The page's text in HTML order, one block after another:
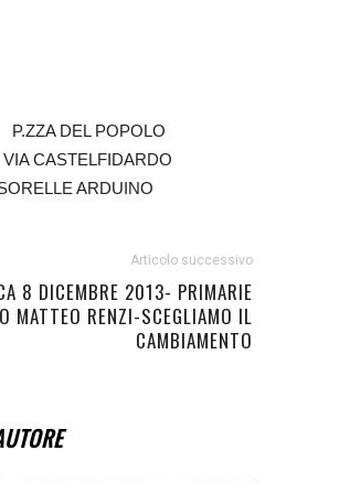
POPOLO
ARDUINO
Articolo successivo
8 DICEMBRE 2013- PRIMARIE
MATTEO RENZI-SCEGLIAMO IL
CAMBIAMENTO